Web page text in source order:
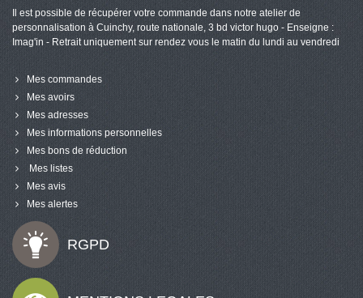
RGPD
Il est possible de récupérer votre commande dans notre atelier de
personnalisation à Cuinchy, route nationale, 3 bd victor hugo - Enseigne :
Imag'in - Retrait uniquement sur rendez vous le matin du lundi au vendredi
Mes commandes
Mes avoirs
Mes adresses
Mes informations personnelles
Mes bons de réduction
Mes listes
Mes avis
Mes alertes